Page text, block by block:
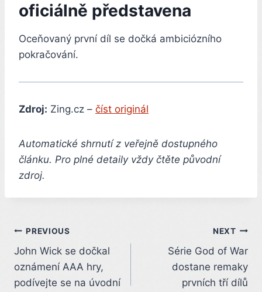
oficiálně představena
Oceňovaný první díl se dočká ambiciózního
pokračování.
Zdroj: Zing.cz – číst originál
Automatické shrnutí z veřejně dostupného
článku. Pro plné detaily vždy čtěte původní
zdroj.
Post
navigation
PREVIOUS
John Wick se dočkal
oznámení AAA hry,
podívejte se na úvodní
NEXT
Série God of War
dostane remaky
prvních tří dílů